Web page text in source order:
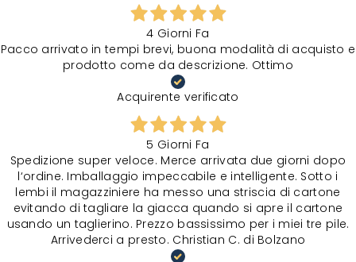
4 Giorni Fa
Pacco arrivato in tempi brevi, buona modalità di acquisto e
prodotto come da descrizione. Ottimo
Acquirente verificato
5 Giorni Fa
Spedizione super veloce. Merce arrivata due giorni dopo
l‘ordine. Imballaggio impeccabile e intelligente. Sotto i
lembi il magazziniere ha messo una striscia di cartone
evitando di tagliare la giacca quando si apre il cartone
usando un taglierino. Prezzo bassissimo per i miei tre pile.
Arrivederci a presto. Christian C. di Bolzano